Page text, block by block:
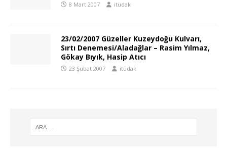
8 Mart 2007 itüdak
23/02/2007 Güzeller Kuzeydoğu Kulvarı,
Sırtı Denemesi/Aladağlar – Rasim Yılmaz,
Gökay Bıyık, Hasip Atıcı
23 Şubat 2007 itüdak